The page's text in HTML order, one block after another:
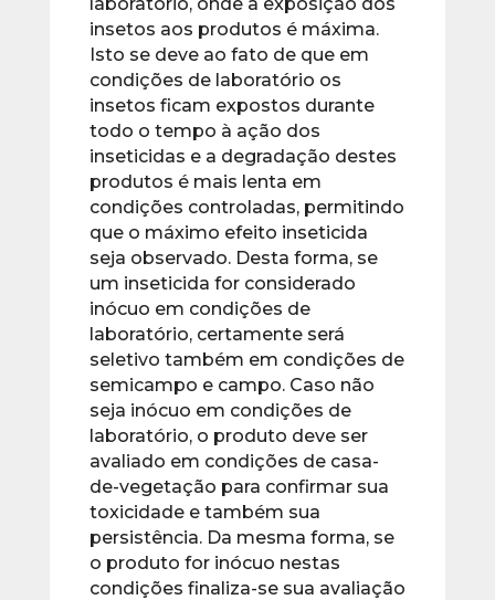
insetos aos produtos é máxima.
Isto se deve ao fato de que em
condições de laboratório os
insetos ficam expostos durante
todo o tempo à ação dos
inseticidas e a degradação destes
produtos é mais lenta em
condições controladas, permitindo
que o máximo efeito inseticida
seja observado. Desta forma, se
um inseticida for considerado
inócuo em condições de
laboratório, certamente será
seletivo também em condições de
semicampo e campo. Caso não
seja inócuo em condições de
laboratório, o produto deve ser
avaliado em condições de casa-
de-vegetação para confirmar sua
toxicidade e também sua
persistência. Da mesma forma, se
o produto for inócuo nestas
condições finaliza-se sua avaliação